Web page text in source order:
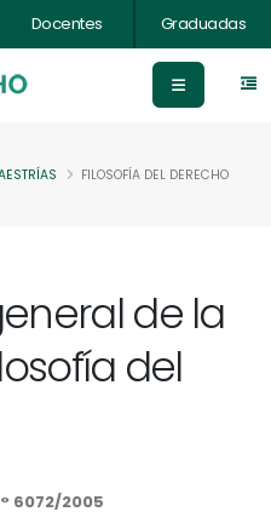
Docentes Graduadas
FILOSOFÍA DEL DERECHO
de la
del
6072/2005